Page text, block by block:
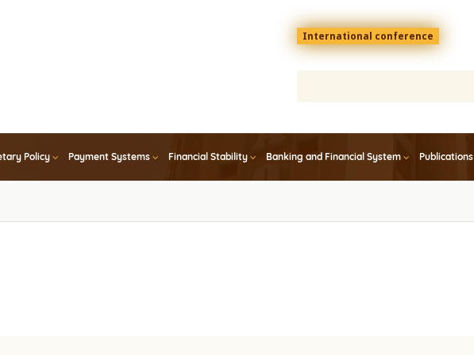
Menu
top
En
International conference
Policy Payment Systems Financial Stability Banking and Financial System Publications